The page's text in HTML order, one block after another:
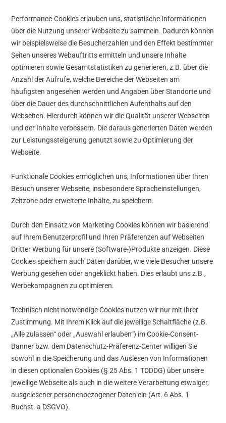
Performance-Cookies erlauben uns, statistische Informationen
über die Nutzung unserer Webseite zu sammeln. Dadurch können
wir beispielsweise die Besucherzahlen und den Effekt bestimmter
Seiten unseres Webauftritts ermitteln und unsere Inhalte
optimieren sowie Gesamtstatistiken zu generieren, z.B. über die
Anzahl der Aufrufe, welche Bereiche der Webseiten am
häufigsten angesehen werden und Angaben über Standorte und
über die Dauer des durchschnittlichen Aufenthalts auf den
Webseiten. Hierdurch können wir die Qualität unserer Webseiten
und der Inhalte verbessern. Die daraus generierten Daten werden
zur Leistungssteigerung genutzt sowie zu Optimierung der
Webseite.
Funktionale Cookies ermöglichen uns, Informationen über Ihren
Besuch unserer Webseite, insbesondere Spracheinstellungen,
Zeitzone oder erweiterte Inhalte, zu speichern.
Durch den Einsatz von Marketing Cookies können wir basierend
auf Ihrem Benutzerprofil und Ihren Präferenzen auf Webseiten
Dritter Werbung für unsere (Software-)Produkte anzeigen. Diese
Cookies speichern auch Daten darüber, wie viele Besucher unsere
Werbung gesehen oder angeklickt haben. Dies erlaubt uns z.B.,
Werbekampagnen zu optimieren.
Technisch nicht notwendige Cookies nutzen wir nur mit Ihrer
Zustimmung. Mit Ihrem Klick auf die jeweilige Schaltfläche (z.B.
„Alle zulassen“ oder „Auswahl erlauben“) im Cookie-Consent-
Banner bzw. dem Datenschutz-Präferenz-Center willigen Sie
sowohl in die Speicherung und das Auslesen von Informationen
in diesen optionalen Cookies (§ 25 Abs. 1 TDDDG) über unsere
jeweilige Webseite als auch in die weitere Verarbeitung etwaiger,
ausgelesener personenbezogener Daten ein (Art. 6 Abs. 1
Buchst. a DSGVO).